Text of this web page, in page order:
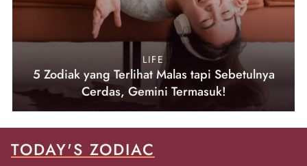
LIFE
5 Zodiak yang Terlihat Malas tapi Sebetulnya
Cerdas, Gemini Termasuk!
TODAY'S ZODIAC